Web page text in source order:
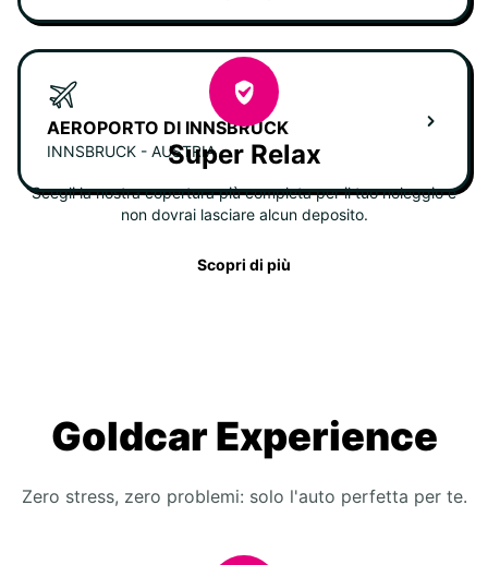
AEROPORTO DI INNSBRUCK
INNSBRUCK - AUSTRIASuper Relax
Scegli la nostra copertura più completa per il tuo noleggio e
non dovrai lasciare alcun deposito.
Scopri di più
Goldcar Experience
Zero stress, zero problemi: solo l'auto perfetta per te.